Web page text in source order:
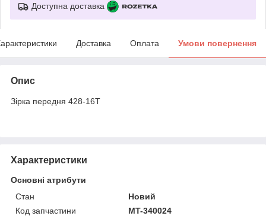
Доступна доставка
Доставка Оплата Умови повернення
Опис
Зірка передня 428-16T
Характеристики
Основні атрибути
Стан
Новий
Код запчастини
MT-340024